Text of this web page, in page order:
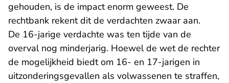
gehouden, is de impact enorm geweest. De
rechtbank rekent dit de verdachten zwaar aan.
De 16-jarige verdachte was ten tijde van de
overval nog minderjarig. Hoewel de wet de rechter
de mogelijkheid biedt om 16- en 17-jarigen in
uitzonderingsgevallen als volwassenen te straffen,